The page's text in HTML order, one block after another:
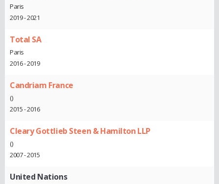
Paris
2019 - 2021
Total SA
Paris
2016 - 2019
Candriam France
()
2015 - 2016
Cleary Gottlieb Steen & Hamilton LLP
()
2007 - 2015
United Nations